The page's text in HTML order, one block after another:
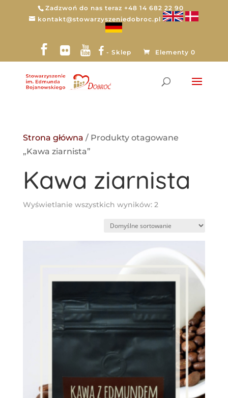
Zadzwoń do nas teraz +48 14 682 22 90
kontakt@stowarzyszeniedobroc.pl
- Sklep Elementy 0
Strona główna / Produkty otagowane
„Kawa ziarnista”
Kawa ziarnista
Wyświetlanie wszystkich wyników: 2